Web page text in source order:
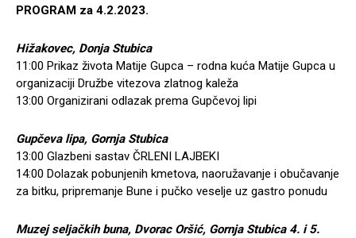
PROGRAM za 4.2.2023.
Hižakovec, Donja Stubica
11:00 Prikaz života Matije Gupca – rodna kuća Matije Gupca u
organizaciji Družbe vitezova zlatnog kaleža
13:00 Organizirani odlazak prema Gupčevoj lipi
Gupčeva lipa, Gornja Stubica
13:00 Glazbeni sastav ČRLENI LAJBEKI
14:00 Dolazak pobunjenih kmetova, naoružavanje i obučavanje
za bitku, pripremanje Bune i pučko veselje uz gastro ponudu
Muzej seljačkih buna, Dvorac Oršić, Gornja Stubica 4. i 5.